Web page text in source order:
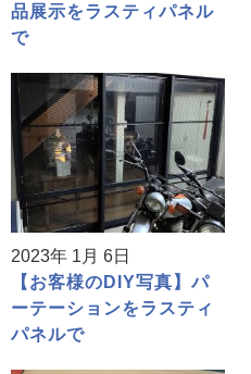
品展示をラスティパネル
で
2023年 1月 6日
【お客様のDIY写真】パ
ーテーションをラスティ
パネルで